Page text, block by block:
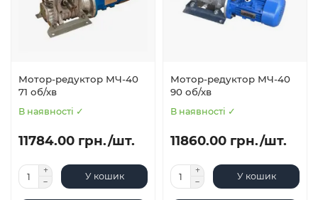
Мотор-редуктор МЧ-40
71 об/хв
В наявності ✓
11784.00 грн./шт.
У кошик
Мотор-редуктор МЧ-40
90 об/хв
В наявності ✓
11860.00 грн./шт.
У кошик